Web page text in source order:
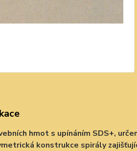
hmot s upínáním SDS+,
konstrukce spirály